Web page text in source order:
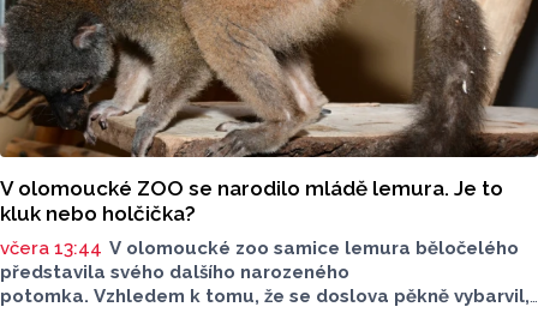
V olomoucké ZOO se narodilo mládě lemura. Je to
kluk nebo holčička?
včera 13:44 V olomoucké zoo samice lemura běločelého
představila svého dalšího narozeného
potomka. Vzhledem k tomu, že se doslova pěkně vybarvil,